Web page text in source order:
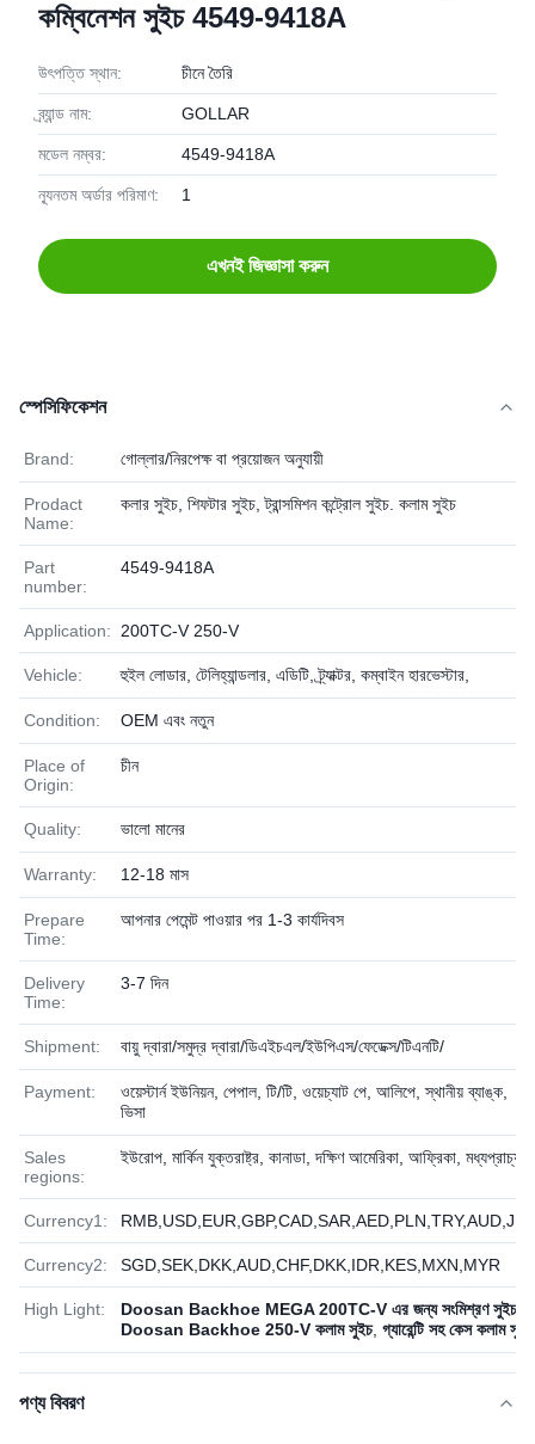
কম্বিনেশন সুইচ 4549-9418A
উৎপত্তি স্থান: চীনে তৈরি
ব্র্যান্ড নাম: GOLLAR
মডেল নম্বর: 4549-9418A
ন্যূনতম অর্ডার পরিমাণ: 1
এখনই জিজ্ঞাসা করুন
স্পেসিফিকেশন
Brand: গোল্লার/নিরপেক্ষ বা প্রয়োজন অনুযায়ী
Prodact
Name:
কলার সুইচ, শিফটার সুইচ, ট্রান্সমিশন কন্ট্রোল সুইচ. কলাম সুইচ
Part
number:
4549-9418A
Application: 200TC-V 250-V
Vehicle: হুইল লোডার, টেলিহ্যান্ডলার, এডিটি, ট্র্যাক্টর, কম্বাইন হারভেস্টার,
Condition: OEM এবং নতুন
Place of
Origin:
চীন
Quality: ভালো মানের
Warranty: 12-18 মাস
Prepare
Time:
আপনার পেমেন্ট পাওয়ার পর 1-3 কার্যদিবস
Delivery
Time:
3-7 দিন
Shipment: বায়ু দ্বারা/সমুদ্র দ্বারা/ডিএইচএল/ইউপিএস/ফেডেক্স/টিএনটি/
Payment:
ওয়েস্টার্ন ইউনিয়ন, পেপাল, টি/টি, ওয়েচ্যাট পে, আলিপে, স্থানীয় ব্যাঙ্ক,
ভিসা
Sales
regions:
ইউরোপ, মার্কিন যুক্তরাষ্ট্র, কানাডা, দক্ষিণ আমেরিকা, আফ্রিকা, মধ্যপ্রাচ্য
Currency1: RMB,USD,EUR,GBP,CAD,SAR,AED,PLN,TRY,AUD,JPY
Currency2: SGD,SEK,DKK,AUD,CHF,DKK,IDR,KES,MXN,MYR
High Light: Doosan Backhoe MEGA 200TC-V এর জন্য সংমিশ্রণ সুইচ
Doosan Backhoe 250-V কলাম সুইচ, গ্যারেন্টি সহ কেস কলাম সুইচ
পণ্য বিবরণ